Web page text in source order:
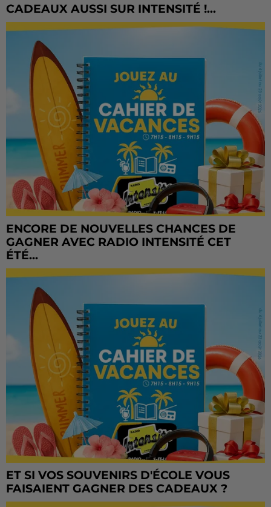
CADEAUX AUSSI SUR INTENSITÉ !...
ENCORE DE NOUVELLES CHANCES DE
GAGNER AVEC RADIO INTENSITÉ CET
ÉTÉ...
ET SI VOS SOUVENIRS D'ÉCOLE VOUS
FAISAIENT GAGNER DES CADEAUX ?